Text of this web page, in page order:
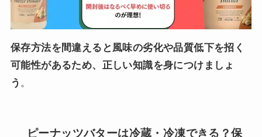
保存方法を間違えると風味の劣化や品質低下を招く
可能性があるため、正しい知識を身につけましょ
う 。
ピーナッツバターは冷蔵・冷凍できる？保